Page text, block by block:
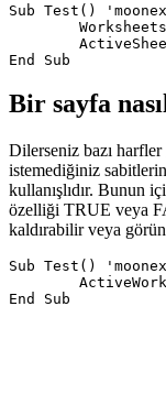
Sub Test()
Bir sayfa
Dilerseniz bazı
istemediğiniz
kullanışlıdır. Bunun
özelliği TRUE veya
kaldırabilir veya
Sub Test()